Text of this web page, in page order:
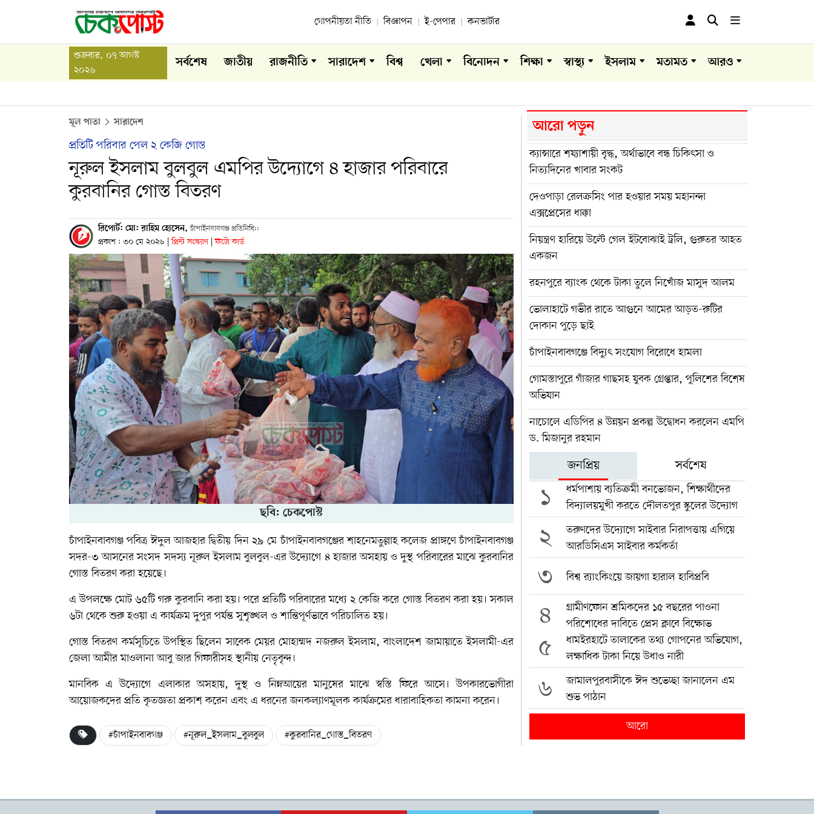
গোপনীয়তা নীতি বিজ্ঞাপন ই-পেপার কনভার্টার
শুক্রবার, ০৭ আগস্ট
২০২৬
সর্বশেষ জাতীয় রাজনীতি সারাদেশ বিশ্ব খেলা বিনোদন শিক্ষা স্বাস্থ্য ইসলাম মতামত আরও
মূল পাতা সারাদেশ
প্রতিটি পরিবার পেল ২ কেজি গোস্ত
নূরুল ইসলাম বুলবুল এমপির উদ্যোগে ৪ হাজার পরিবারে
কুরবানির গোস্ত বিতরণ
রিপোর্ট: মো: রাহিম হোসেন,চাঁপাইনবাবগঞ্জ প্রতিনিধি::
প্রকাশ : ৩০ মে ২০২৬ | প্রিন্ট সংস্করণ | ফটো কার্ড
ছবি: চেকপোস্ট
চাঁপাইনবাবগঞ্জ পবিত্র ঈদুল আজহার দ্বিতীয় দিন ২৯ মে চাঁপাইনবাবগঞ্জের শাহনেমতুল্লাহ কলেজ প্রাঙ্গণে চাঁপাইনবাবগঞ্জ
সদর-৩ আসনের সংসদ সদস্যনূরুল ইসলাম বুলবুল-এর উদ্যোগে ৪ হাজার অসহায় ও দুস্থ পরিবারের মাঝে কুরবানির
গোস্ত বিতরণ করা হয়েছে।
এ উপলক্ষে মোট ৬৫টি গরু কুরবানি করা হয়। পরে প্রতিটি পরিবারের মধ্যে ২ কেজি করে গোস্ত বিতরণ করা হয়। সকাল
৬টা থেকে শুরু হওয়া এ কার্যক্রম দুপুর পর্যন্ত সুশৃঙ্খল ও শান্তিপূর্ণভাবে পরিচালিত হয়।
গোস্ত বিতরণ কর্মসূচিতে উপস্থিত ছিলেন সাবেক মেয়রমোহাম্মদ নজরুল ইসলাম,বাংলাদেশ জামায়াতে ইসলামী-এর
জেলা আমীরমাওলানা আবু জার গিফারীসহ স্থানীয় নেতৃবৃন্দ।
মানবিক এ উদ্যোগে এলাকার অসহায়, দুস্থ ও নিম্নআয়ের মানুষের মাঝে স্বস্তি ফিরে আসে। উপকারভোগীরা
আয়োজকদের প্রতি কৃতজ্ঞতা প্রকাশ করেন এবং এ ধরনের জনকল্যাণমূলক কার্যক্রমের ধারাবাহিকতা কামনা করেন।
#চাঁপাইনবাবগঞ্জ #নূরুল_ইসলাম_বুলবুল #কুরবানির_গোস্ত_বিতরণ
আরো পড়ুন
ক্যান্সারে শয্যাশায়ী বৃদ্ধ, অর্থাভাবে বন্ধ চিকিৎসা ও
নিত্যদিনের খাবার সংকট
দেওপাড়া রেলক্রসিং পার হওয়ার সময় মহানন্দা
এক্সপ্রেসের ধাক্কা
নিয়ন্ত্রণ হারিয়ে উল্টে গেল ইটবোঝাই ট্রলি, গুরুতর আহত
একজন
রহনপুরে ব্যাংক থেকে টাকা তুলে নিখোঁজ মাসুদ আলম
ভোলাহাটে গভীর রাতে আগুনে আমের আড়ত-রুটির
দোকান পুড়ে ছাই
চাঁপাইনবাবগঞ্জে বিদ্যুৎ সংযোগ বিরোধে হামলা
গোমস্তাপুরে গাঁজার গাছসহ যুবক গ্রেপ্তার, পুলিশের বিশেষ
অভিযান
নাচোলে এডিপির ৪ উন্নয়ন প্রকল্প উদ্বোধন করলেন এমপি
ড. মিজানুর রহমান
জনপ্রিয় সর্বশেষ
১
ধর্মপাশায় ব্যতিক্রমী বনভোজন, শিক্ষার্থীদের
বিদ্যালয়মুখী করতে দৌলতপুর স্কুলের উদ্যোগ
২
তরুণদের উদ্যোগে সাইবার নিরাপত্তায় এগিয়ে
আরডিসিএস সাইবার কর্মকর্তা
৩ বিশ্ব র‍্যাংকিংয়ে জায়গা হারাল হাবিপ্রবি
৪
গ্রামীণফোন শ্রমিকদের ১৫ বছরের পাওনা
পরিশোধের দাবিতে প্রেস ক্লাবে বিক্ষোভ
৫
ধামইরহাটে তালাকের তথ্য গোপনের অভিযোগ,
লক্ষাধিক টাকা নিয়ে উধাও নারী
৬
জামালপুরবাসীকে ঈদ শুভেচ্ছা জানালেন এম
শুভ পাঠান
আরো